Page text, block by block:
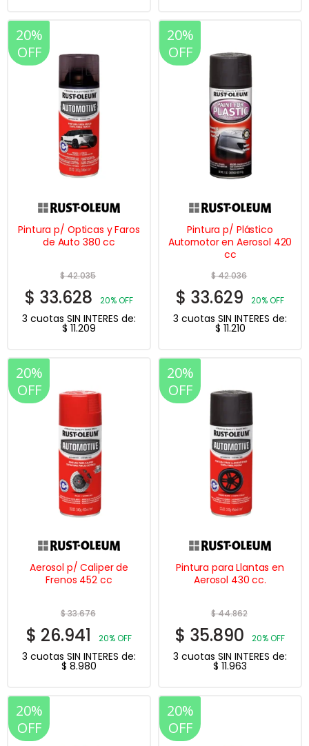
20%
OFF
Pintura p/ Opticas y Faros
de Auto 380 cc
$42.035
$ 33.628 20% OFF
3 cuotas SIN INTERES de:
$ 11.209
20%
OFF
Pintura p/ Plástico
Automotor en Aerosol 420
cc
$42.036
$ 33.629 20% OFF
3 cuotas SIN INTERES de:
$ 11.210
20%
OFF
Aerosol p/ Caliper de
Frenos 452 cc
$33.676
$ 26.941 20% OFF
3 cuotas SIN INTERES de:
$ 8.980
20%
OFF
Pintura para Llantas en
Aerosol 430 cc.
$44.862
$ 35.890 20% OFF
3 cuotas SIN INTERES de:
$ 11.963
20%
OFF
20%
OFF